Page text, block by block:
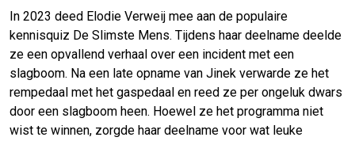
In 2023 deed Elodie Verweij mee aan de populaire
kennisquiz De Slimste Mens. Tijdens haar deelname deelde
ze een opvallend verhaal over een incident met een
slagboom. Na een late opname van Jinek verwarde ze het
rempedaal met het gaspedaal en reed ze per ongeluk dwars
door een slagboom heen. Hoewel ze het programma niet
wist te winnen, zorgde haar deelname voor wat leuke